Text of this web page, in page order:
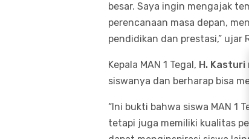
besar. Saya ingin mengajak
perencanaan masa depan,
pendidikan dan prestasi,” ujar
Kepala MAN 1 Tegal, H. Kasturi
siswanya dan berharap bisa
“Ini bukti bahwa siswa MAN 1
tetapi juga memiliki kualitas